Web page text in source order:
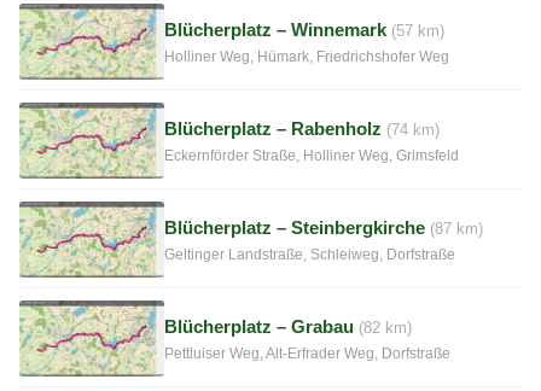
Blücherplatz – Winnemark (57 km)
Holliner Weg, Hümark, Friedrichshofer Weg
Blücherplatz – Rabenholz (74 km)
Eckernförder Straße, Holliner Weg, Grimsfeld
Blücherplatz – Steinbergkirche (87 km)
Geltinger Landstraße, Schleiweg, Dorfstraße
Blücherplatz – Grabau (82 km)
Pettluiser Weg, Alt-Erfrader Weg, Dorfstraße